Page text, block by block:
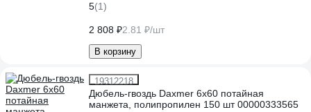
5(1)
2 808 ₽2.81 ₽/шт
В корзину
19312218
Дюбель-гвоздь Daxmer 6х60 потайная
манжета, полипропилен 150 шт 00000333565